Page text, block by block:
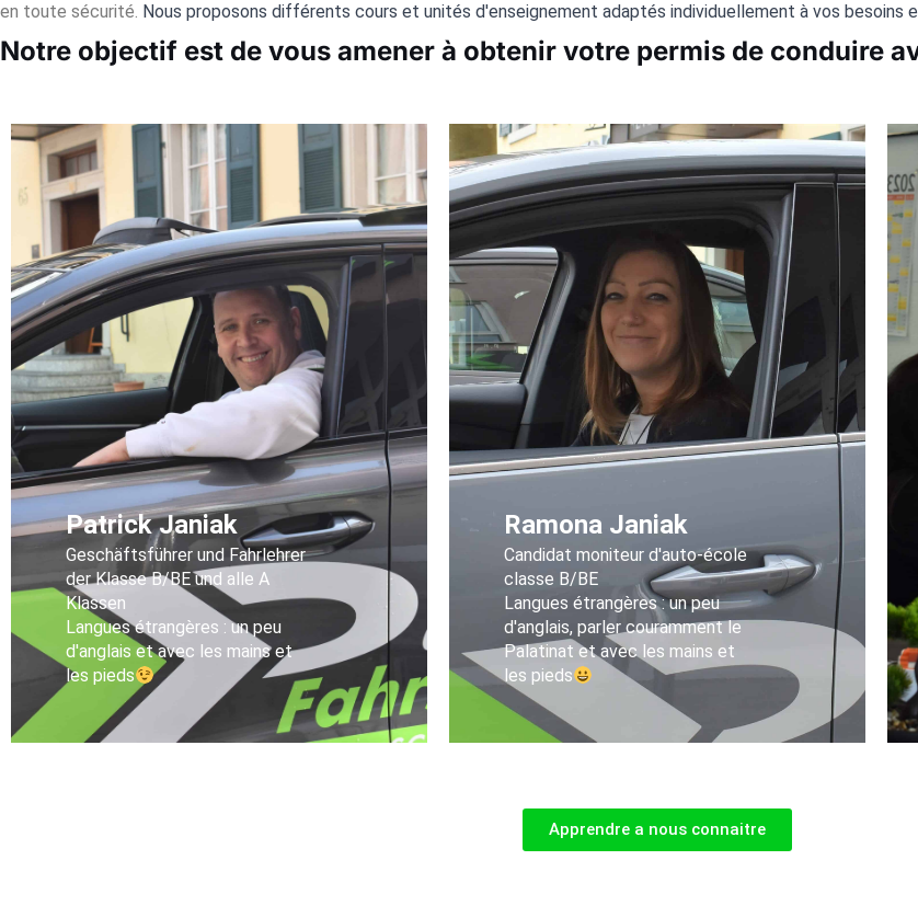
en toute sécurité. Nous proposons différents cours et unités d'enseignement adaptés individuellement à vos besoins
Notre objectif est de vous amener à obtenir votre permis de conduire
Patrick Janiak
Geschäftsführer und Fahrlehrer
der Klasse B/BE und alle A
Klassen
Langues étrangères : un peu
d'anglais et avec les mains et
les pieds
Ramona Janiak
Candidat moniteur d'auto-école
classe B/BE
Langues étrangères : un peu
d'anglais, parler couramment le
Palatinat et avec les mains et
les pieds
Apprendre a nous connaitre